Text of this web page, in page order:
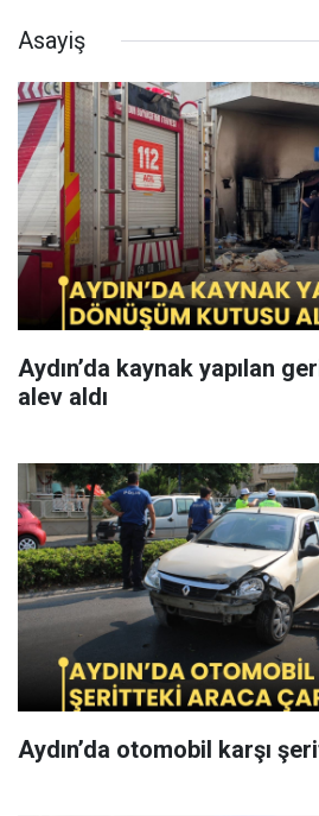
Asayiş
Aydın’da kaynak yapılan
alev aldı
Aydın’da otomobil karşı